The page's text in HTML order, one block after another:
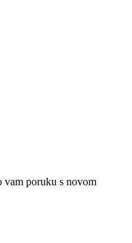
vam poruku s novom